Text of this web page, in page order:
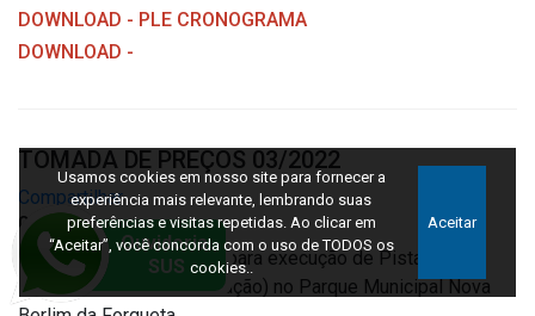
DOWNLOAD - PLE CRONOGRAMA
DOWNLOAD -
TOMADA DE PREÇOS 03/2022
Compartilhar
02/05/2022
Contratação de empresa para execução de Pista de
Caminhada (complementação) no Parque Municipal Nova
Usamos cookies em nosso site para fornecer a
experiência mais relevante, lembrando suas
preferências e visitas repetidas. Ao clicar em
“Aceitar”, você concorda com o uso de TODOS os
cookies..
Aceitar